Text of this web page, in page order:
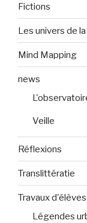
Fictions
Les univers de
Mind Mapping
news
Veille
Réflexions
Translittératie
Travaux d'élèves
Légendes